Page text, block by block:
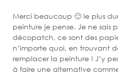
Merci beaucoup 🙂 le plus
peinture je pense. Je ne sais
décopatch, ce sont des
n’importe quoi, en trouvant
remplacer la peinture ! J’y
à faire une alternative